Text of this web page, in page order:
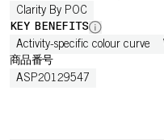
Clarity By POC
KEY BENEFITS
Activity-specific colour curve
商品番号
ASP20129547